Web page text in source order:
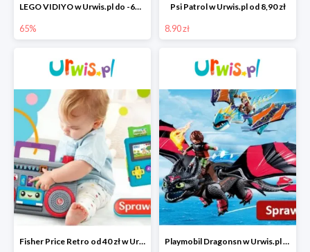
LEGO VIDIYO w Urwis.pl do -65%
65%
Psi Patrol w Urwis.pl od 8,90 zł
8.90 zł
Fisher Price Retro od 40 zł w Urwis.pl Playmobil Dragonsn w Urwis.pl od 48 zł